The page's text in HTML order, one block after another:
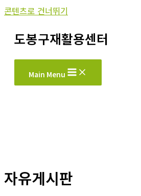
콘텐츠로 건너뛰기
도봉구재활용센터
Main Menu
자유게시판